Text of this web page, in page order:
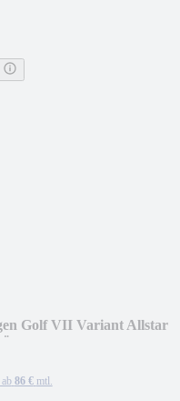
Golf VII Variant Allstar
86 € mtl.